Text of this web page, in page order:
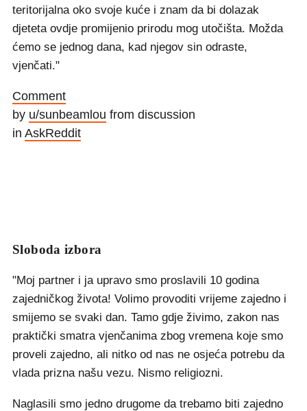
teritorijalna oko svoje kuće i znam da bi dolazak
djeteta ovdje promijenio prirodu mog utočišta. Možda
ćemo se jednog dana, kad njegov sin odraste,
vjenčati."
Comment
by u/sunbeamlou from discussion
in AskReddit
Sloboda izbora
"Moj partner i ja upravo smo proslavili 10 godina
zajedničkog života! Volimo provoditi vrijeme zajedno i
smijemo se svaki dan. Tamo gdje živimo, zakon nas
praktički smatra vjenčanima zbog vremena koje smo
proveli zajedno, ali nitko od nas ne osjeća potrebu da
vlada prizna našu vezu. Nismo religiozni.
Naglasili smo jedno drugome da trebamo biti zajedno